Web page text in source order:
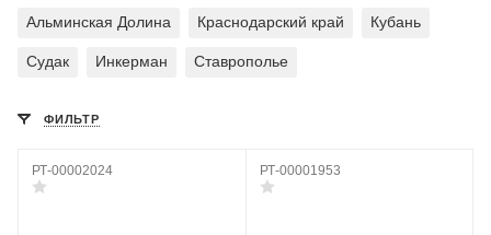
Альминская Долина Краснодарский край Кубань
Судак Инкерман Ставрополье
ФИЛЬТР
РТ-00002024 РТ-00001953